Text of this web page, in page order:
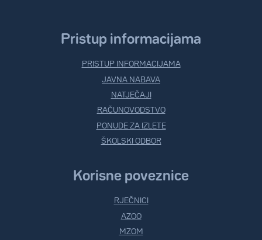
Pristup informacijama
PRISTUP INFORMACIJAMA
JAVNA NABAVA
NATJEČAJI
RAČUNOVODSTVO
PONUDE ZA IZLETE
ŠKOLSKI ODBOR
Korisne poveznice
RJEČNICI
AZOO
MZOM